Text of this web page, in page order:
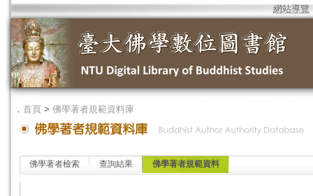
網站導覽
． 首頁 > 佛學著者規範資料庫
佛學著者檢索 查詢結果 佛學著者規範資料